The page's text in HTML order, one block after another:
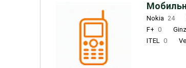
Nokia 24
F+ 0
ITEL 0